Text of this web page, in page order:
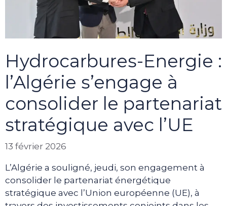
Hydrocarbures-Energie :
l’Algérie s’engage à
consolider le partenariat
stratégique avec l’UE
13 février 2026
L’Algérie a souligné, jeudi, son engagement à
consolider le partenariat énergétique
stratégique avec l’Union européenne (UE), à